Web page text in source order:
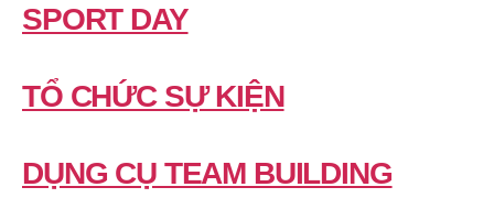
SPORT DAY
TỔ CHỨC SỰ KIỆN
DỤNG CỤ TEAM BUILDING